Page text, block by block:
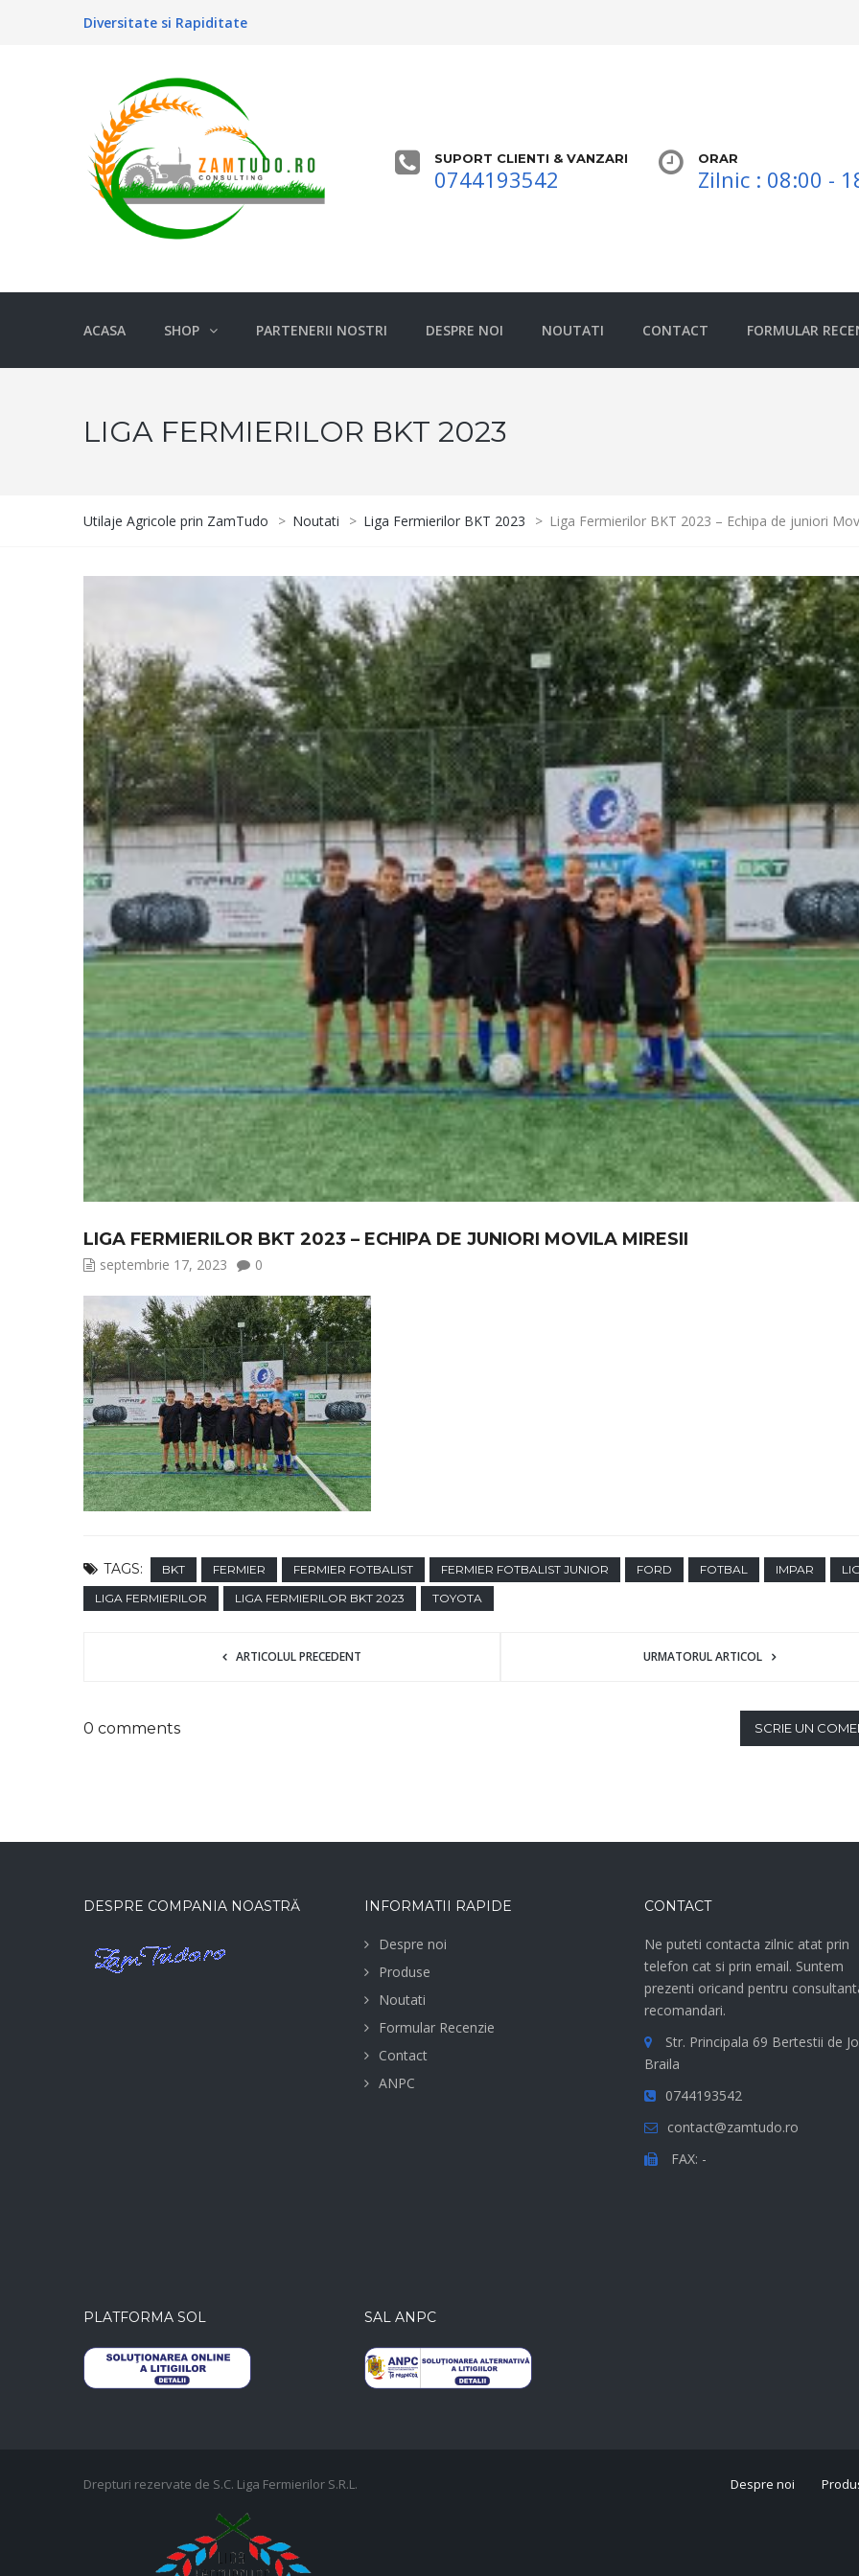
Diversitate si Rapiditate
SUPORT CLIENTI & VANZARI
0744193542
ORAR
Zilnic : 08:00 -
ACASA SHOP PARTENERII NOSTRI DESPRE NOI NOUTATI CONTACT FORMULAR
LIGA FERMIERILOR BKT 2023
Utilaje Agricole prin ZamTudo > Noutati > Liga Fermierilor BKT 2023 > Liga Fermierilor BKT 2023 – Echipa de juniori
LIGA FERMIERILOR BKT 2023 – ECHIPA DE JUNIORI MOVILA MIRESII
septembrie 17, 2023 0
TAGS: BKT FERMIER FERMIER FOTBALIST FERMIER FOTBALIST JUNIOR FORD FOTBAL IMPAR
LIGA FERMIERILOR
LIGA FERMIERILOR BKT 2023 TOYOTA
ARTICOLUL PRECEDENT URMATORUL ARTICOL
0 comments SCRIE UN
DESPRE COMPANIA NOASTRĂ INFORMATII RAPIDE
Despre noi
Produse
Noutati
Formular Recenzie
Contact
ANPC
CONTACT
Ne puteti contacta zilnic atat prin
telefon cat si prin email. Suntem
prezenti oricand pentru
recomandari.
Str. Principala 69 Bertestii de
Braila
0744193542
contact@zamtudo.ro
FAX: -
PLATFORMA SOL SAL ANPC
Drepturi rezervate de S.C. Liga Fermierilor S.R.L. Despre noi